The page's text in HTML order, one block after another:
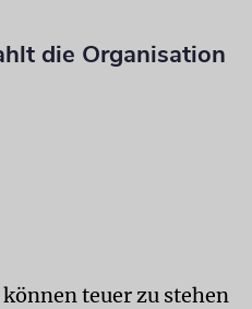
die Organisation
teuer zu stehen